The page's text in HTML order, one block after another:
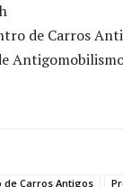
de Carros
de Carros Antigos